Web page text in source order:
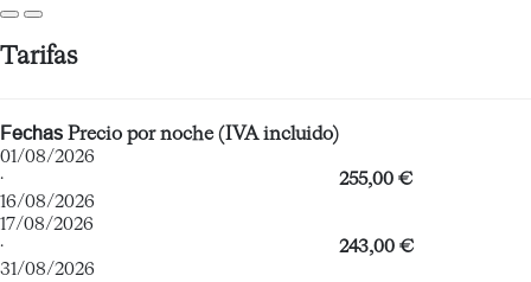
Tarifas
Fechas Precio por noche (IVA incluido)
01/08/2026
·
16/08/2026
255,00 €
17/08/2026
·
31/08/2026
243,00 €